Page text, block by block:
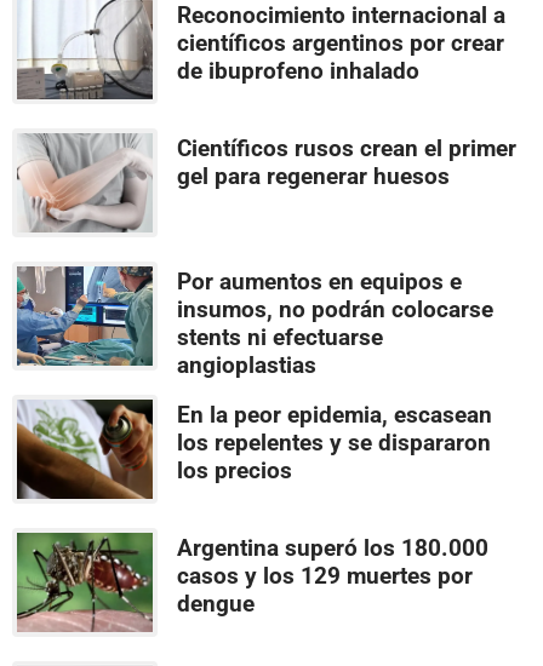
Reconocimiento internacional a
científicos argentinos por crear
de ibuprofeno inhalado
Científicos rusos crean el primer
gel para regenerar huesos
Por aumentos en equipos e
insumos, no podrán colocarse
stents ni efectuarse
angioplastias
En la peor epidemia, escasean
los repelentes y se dispararon
los precios
Argentina superó los 180.000
casos y los 129 muertes por
dengue